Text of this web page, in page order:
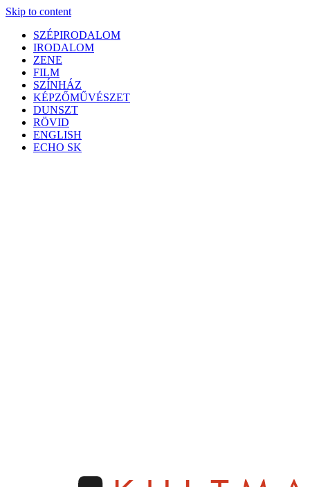
Skip to content
SZÉPIRODALOM
IRODALOM
ZENE
FILM
SZÍNHÁZ
KÉPZŐMŰVÉSZET
DUNSZT
RÖVID
ENGLISH
ECHO SK